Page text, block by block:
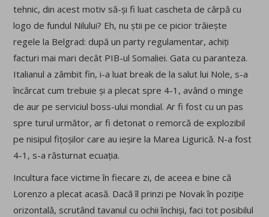
tehnic, din acest motiv să-și fi luat cascheta de cârpă cu
logo de fundul Nilului? Eh, nu știi pe ce picior trăiește
regele la Belgrad: după un party regulamentar, achiți
facturi mai mari decât PIB-ul Somaliei. Gata cu paranteza.
Italianul a zâmbit fin, i-a luat break de la salut lui Nole, s-a
încărcat cum trebuie și a plecat spre 4-1, având o minge
de aur pe serviciul boss-ului mondial. Ar fi fost cu un pas
spre turul următor, ar fi detonat o remorcă de explozibil
pe nisipul fițoșilor care au ieșire la Marea Ligurică. N-a fost
4-1, s-a răsturnat ecuația.
Incultura face victime în fiecare zi, de aceea e bine că
Lorenzo a plecat acasă. Dacă îl prinzi pe Novak în poziție
orizontală, scrutând tavanul cu ochii închiși, faci tot posibilul